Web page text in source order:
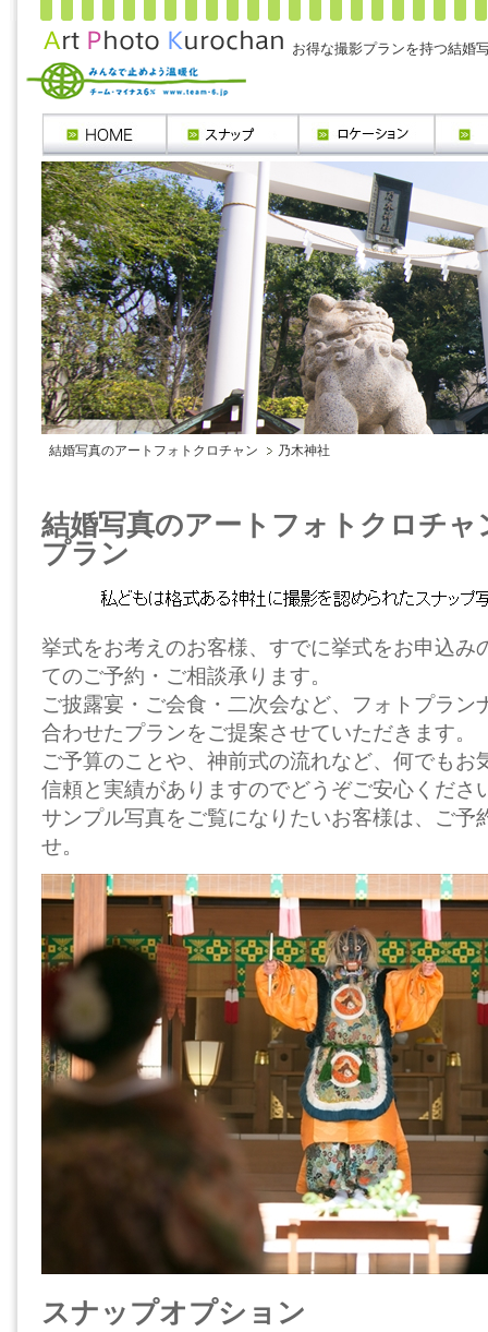
お得な撮影プランを持つ結婚
結婚写真のアートフォトクロチャン 乃木神社
結婚写真のアートフォトクロチャ
プラン
挙式をお考えのお客様、すでに挙式をお申込み
てのご予約・ご相談承ります。
ご披露宴・ご会食・二次会など、フォトプラン
合わせたプランをご提案させていただきます。
ご予算のことや、神前式の流れなど、何でもお
信頼と実績がありますのでどうぞご安心くださ
サンプル写真をご覧になりたいお客様は、ご予
せ。
スナップオプション